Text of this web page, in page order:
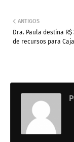
ANTIGOS
Dra. Paula destina
de recursos para